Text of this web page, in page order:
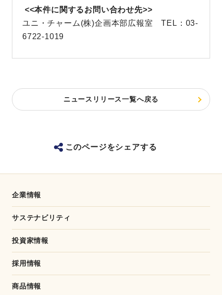
<<本件に関するお問い合わせ先>>
ユニ・チャーム(株)企画本部広報室 TEL：03-
6722-1019
ニュースリリース一覧へ戻る
このページをシェアする
企業情報
サステナビリティ
投資家情報
採用情報
商品情報